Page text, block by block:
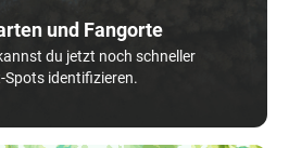
und Fangorte
du jetzt noch schneller
Spots identifizieren.